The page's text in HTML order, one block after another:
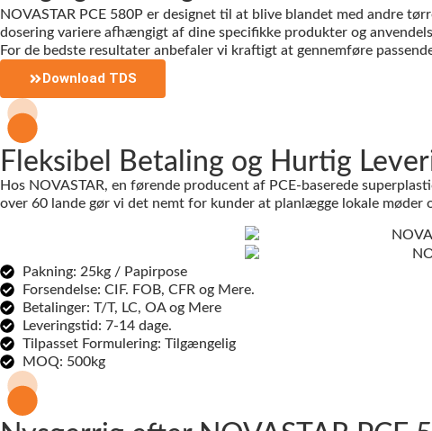
NOVASTAR PCE 580P er designet til at blive blandet med andre
dosering variere afhængigt af dine specifikke produkter og
For de bedste resultater anbefaler vi kraftigt at gennemføre
Download TDS
Fleksibel Betaling og Hurtig
Hos NOVASTAR, en førende producent af PCE-baserede
over 60 lande gør vi det nemt for kunder at planlægge lokale
Pakning: 25kg / Papirpose
Forsendelse: CIF. FOB, CFR og Mere.
Betalinger: T/T, LC, OA og Mere
Leveringstid: 7-14 dage.
Tilpasset Formulering: Tilgængelig
MOQ: 500kg